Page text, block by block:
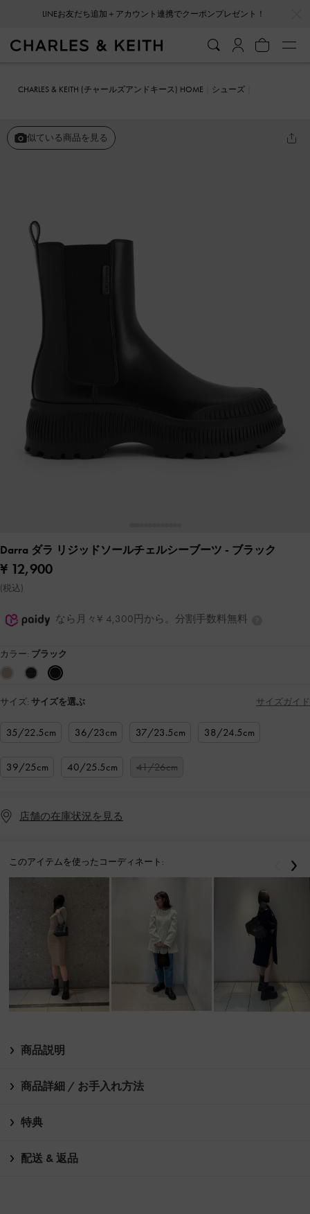
会員登録＋ニュースレター登録で10%OFFクーポンプレゼント！
CHARLES & KEITH (チャールズアンドキース) HOME
シューズ
似ている商品を見る
Darra ダラ リジッドソールチェルシーブーツ - ブラック
¥ 12,900
(税込)
なら月々¥ 4,300円から。分割手数料無料
カラー: ブラック
サイズ: サイズを選ぶ サイズガイド
35/22.5cm 36/23cm 37/23.5cm 38/24.5cm
39/25cm 40/25.5cm 41/26cm
店舗の在庫状況を見る
このアイテムを使ったコーディネート: 戻る
商品説明
商品詳細 / お手入れ方法
特典
配送 & 返品